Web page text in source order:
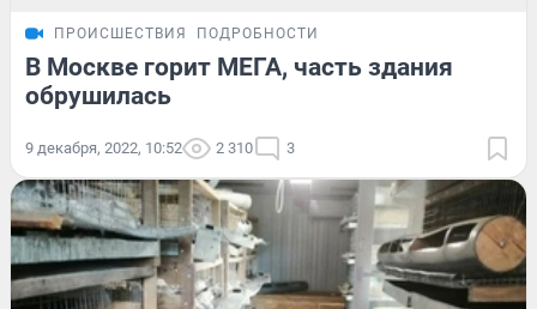
ПРОИСШЕСТВИЯ ПОДРОБНОСТИ
В Москве горит МЕГА, часть здания
обрушилась
9 декабря, 2022, 10:52 2 310 3